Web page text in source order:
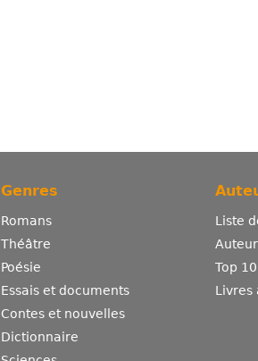
Genres
Romans
Théâtre
Poésie
Essais et documents
Contes et nouvelles
Dictionnaire
Liste
Top
Livres